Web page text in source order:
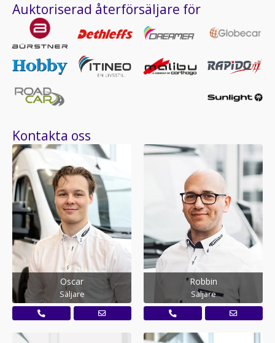
Auktoriserad återförsäljare för
Kontakta oss
Oscar
Säljare
Robbin
Säljare